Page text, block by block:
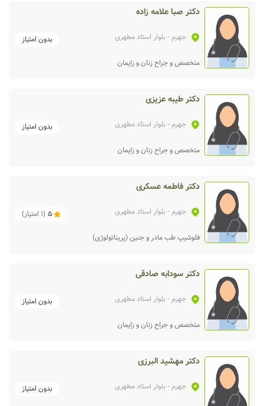
دکتر صبا علامه زاده
جهرم- بلوار استاد مطهری بدون امتیاز
متخصص و جراح زنان و زایمان
دکتر طیبه عزیزی
جهرم- بلوار استاد مطهری بدون امتیاز
متخصص و جراح زنان و زایمان
دکتر فاطمه عسکری
جهرم- بلوار استاد مطهری 5
(
1 امتیاز)
فلوشیپ طب مادر و جنین (پریناتولوژی)
دکتر سودابه صادقی
جهرم- بلوار استاد مطهری بدون امتیاز
متخصص و جراح زنان و زایمان
دکتر مهشید البرزی
جهرم- بلوار استاد مطهری بدون امتیاز